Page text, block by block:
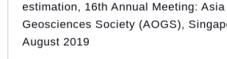
estimation, 16th Annual Meeting:
Geosciences Society (AOGS),
August 2019